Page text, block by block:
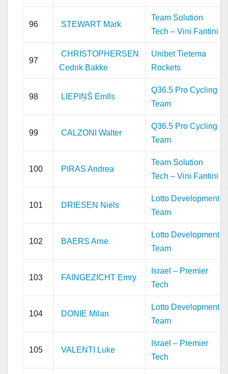
96 STEWART Mark
Team Solution
Tech – Vini Fantini
97
CHRISTOPHERSEN
Cedrik Bakke
Unibet Tietema
Rockets
98 LIEPIŅŠ Emīls
Q36.5 Pro Cycling
Team
99 CALZONI Walter
Q36.5 Pro Cycling
Team
100 PIRAS Andrea
Team Solution
Tech – Vini Fantini
101 DRIESEN Niels
Lotto Development
Team
102 BAERS Arne
Lotto Development
Team
103 FAINGEZICHT Emry
Israel – Premier
Tech
104 DONIE Milan
Lotto Development
Team
105 VALENTI Luke
Israel – Premier
Tech